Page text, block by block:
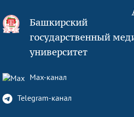
Башкирский
государственный
университет
Max-канал
Telegram-канал